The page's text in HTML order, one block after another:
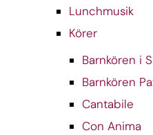
Lunchmusik
Körer
Barnkören i
Barnkören
Cantabile
Con Anima